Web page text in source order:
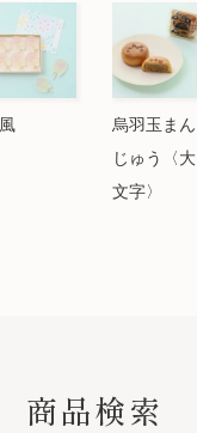
烏羽玉まん
じゅう〈大
文字〉
商品検索